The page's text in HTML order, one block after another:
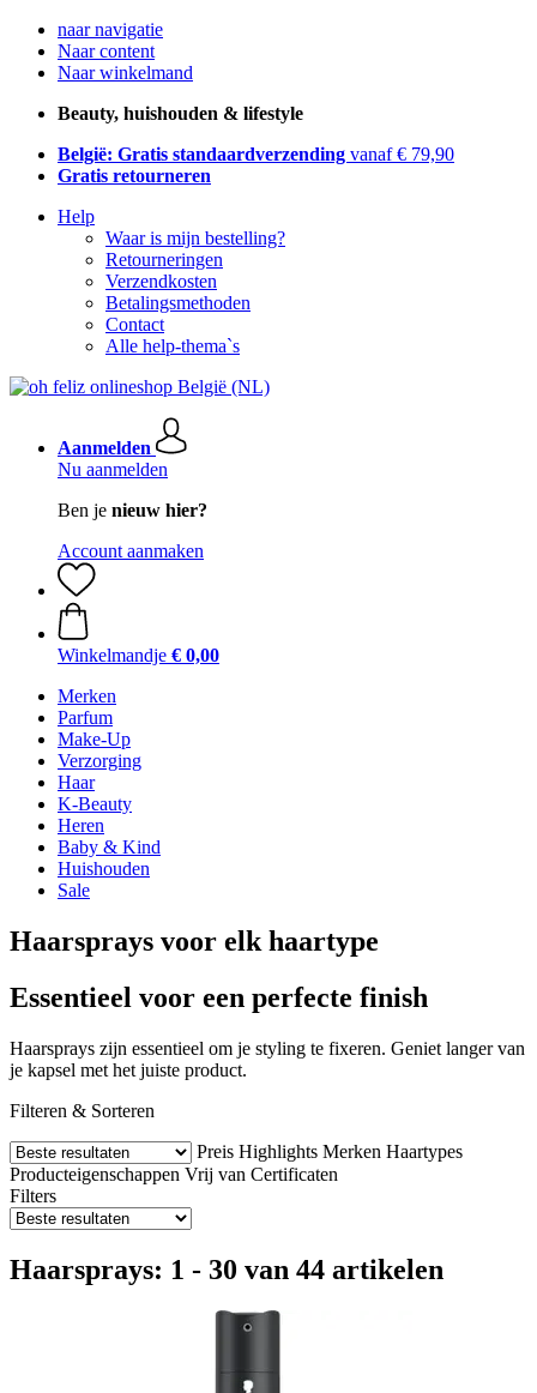
naar navigatie
Naar content
Naar winkelmand
Beauty, huishouden & lifestyle
België: Gratis standaardverzending vanaf € 79,90
Gratis retourneren
Help
Waar is mijn bestelling?
Retourneringen
Verzendkosten
Betalingsmethoden
Contact
Alle help-thema`s
Aanmelden
Nu aanmelden
Ben je nieuw hier?
Account aanmaken
Winkelmandje € 0,00
Merken
Parfum
Make-Up
Verzorging
Haar
K-Beauty
Heren
Baby & Kind
Huishouden
Sale
Haarsprays voor elk haartype
Essentieel voor een perfecte finish
Haarsprays zijn essentieel om je styling te fixeren. Geniet langer van
je kapsel met het juiste product.
Filteren & Sorteren
Preis Highlights Merken Haartypes
Producteigenschappen Vrij van Certificaten
Filters
Haarsprays: 1 - 30 van 44 artikelen